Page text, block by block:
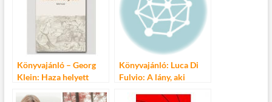
Könyvajánló – Georg
Klein: Haza helyett
Könyvajánló: Luca Di
Fulvio: A lány, aki